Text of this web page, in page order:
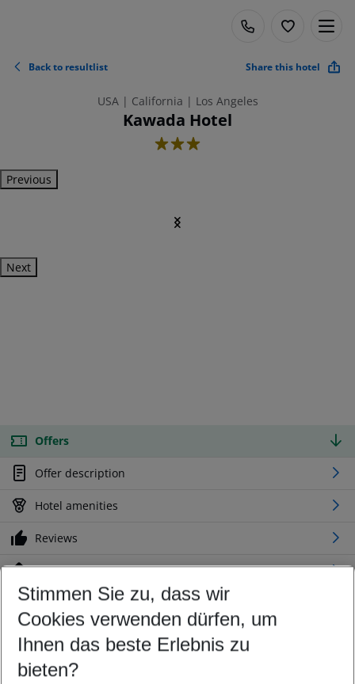
Back to resultlist Share this hotel
USA | California | Los Angeles
Kawada Hotel
3
Previous
Next
Offers
Offer description
Hotel amenities
Reviews
Location
Customize your offer
Find the perfect deal which suits your best
Your departure airport
Any airport
Stimmen Sie zu, dass wir
Cookies verwenden dürfen, um
Ihnen das beste Erlebnis zu
bieten?